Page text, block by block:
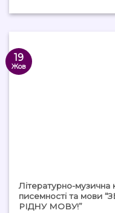
Літературно-музична
писемності та
РІДНУ МОВУ!”
19
Жов